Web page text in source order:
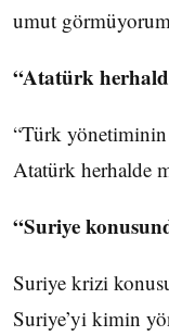
umut
“Atatürk
“Türk yönetiminin
Atatürk herhalde
“Suriye
Suriye krizi
Suriye’yi kimin